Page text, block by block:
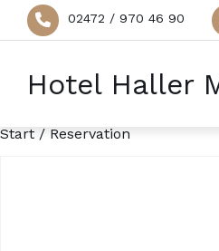
02472 / 970 46 90
Hotel Haller
Start / Reservation